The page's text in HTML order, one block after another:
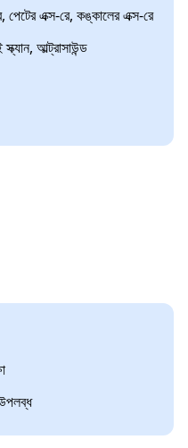
পেটের এক্স-রে, কঙ্কালের এক্স-রে
আল্ট্রাসাউন্ড